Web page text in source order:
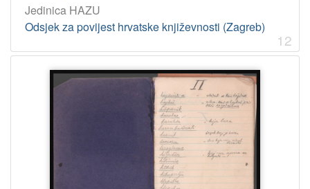
Jedinica HAZU
Odsjek za povijest hrvatske književnosti (Zagreb)
12